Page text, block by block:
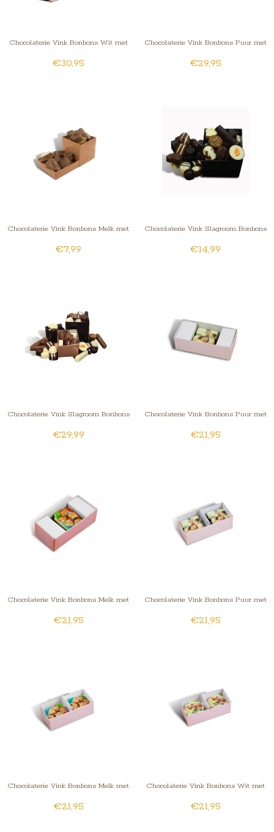
Chocolaterie Vink Bonbons Wit met
Foto/Logo 9 stuks
€30,95
Chocolaterie Vink Bonbons Puur met
Slagroomvulling Kingsize
€29,95
Chocolaterie Vink Bonbons Melk met
Slagroomvulling Middel
€7,99
Chocolaterie Vink Slagroom Bonbons
Gesorteerd Groot
€14,99
Chocolaterie Vink Slagroom Bonbons
Gesorteerd Kingsize
€29,99
Chocolaterie Vink Bonbons Puur met
Foto/Logo 1 stuk
€21,95
Chocolaterie Vink Bonbons Melk met
Foto/Logo 1 stuk
€21,95
Chocolaterie Vink Bonbons Puur met
Foto/Logo 2 stuks
€21,95
Chocolaterie Vink Bonbons Melk met
Foto/Logo 2 stuks
€21,95
Chocolaterie Vink Bonbons Wit met
Foto/Logo 2 stuks
€21,95